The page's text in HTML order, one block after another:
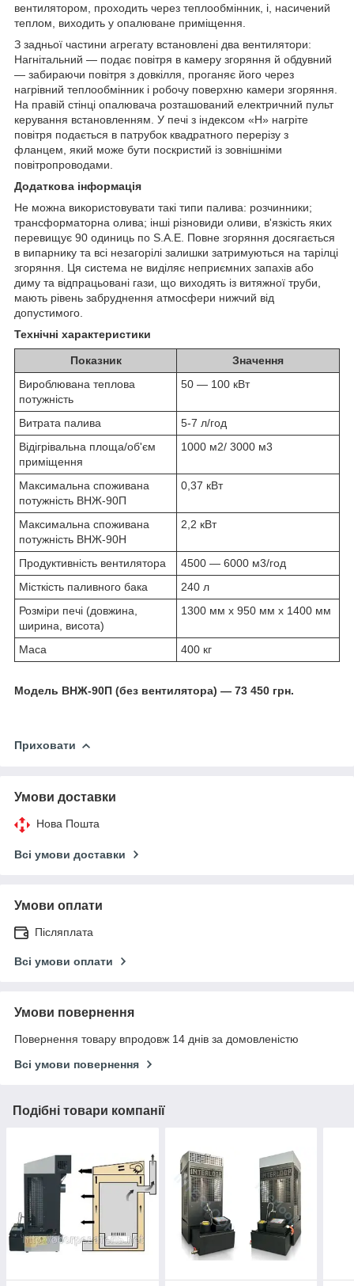
вентилятором, проходить через теплообмінник, і, насичений
теплом, виходить у опалюване приміщення.
З задньої частини агрегату встановлені два вентилятори:
Нагнітальний — подає повітря в камеру згоряння й обдувний
— забираючи повітря з довкілля, проганяє його через
нагрівний теплообмінник і робочу поверхню камери згоряння.
На правій стінці опалювача розташований електричний пульт
керування встановленням. У печі з індексом «Н» нагріте
повітря подається в патрубок квадратного перерізу з
фланцем, який може бути поскристий із зовнішніми
повітропроводами.
Додаткова інформація
Не можна використовувати такі типи палива: розчинники;
трансформаторна олива; інші різновиди оливи, в'язкість яких
перевищує 90 одиниць по S.A.E. Повне згоряння досягається
в випарнику та всі незагорілі залишки затримуються на тарілці
згоряння. Ця система не виділяє неприємних запахів або
диму та відпрацьовані гази, що виходять із витяжної труби,
мають рівень забруднення атмосфери нижчий від
допустимого.
Технічні характеристики
Показник
Значення
Вироблювана теплова
потужність
50 — 100 кВт
Витрата палива
5-7 л/год
Відігрівальна площа/об'єм
приміщення
1000 м2/ 3000 м3
Максимальна споживана
потужність ВНЖ-90П
0,37 кВт
Максимальна споживана
потужність ВНЖ-90Н
2,2 кВт
Продуктивність вентилятора
4500 — 6000 м3/год
Місткість паливного бака
240 л
Розміри печі (довжина,
ширина, висота)
1300 мм x 950 мм x 1400 мм
Маса 400 кг
Модель ВНЖ-90П (без вентилятора) — 73 450 грн.
Приховати
Умови доставки
Нова Пошта
Всі умови доставки
Умови оплати
Післяплата
Всі умови оплати
Умови повернення
Повернення товару впродовж 14 днів за домовленістю
Всі умови повернення
Подібні товари компанії